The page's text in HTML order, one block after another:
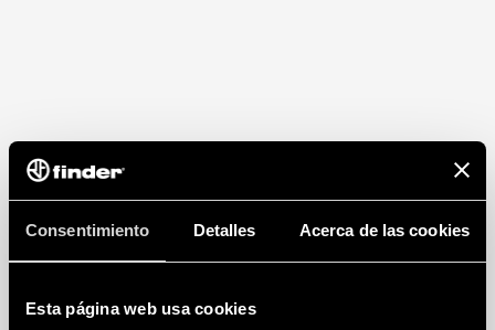
Consentimiento Detalles Acerca de las cookies
Esta página web usa cookies